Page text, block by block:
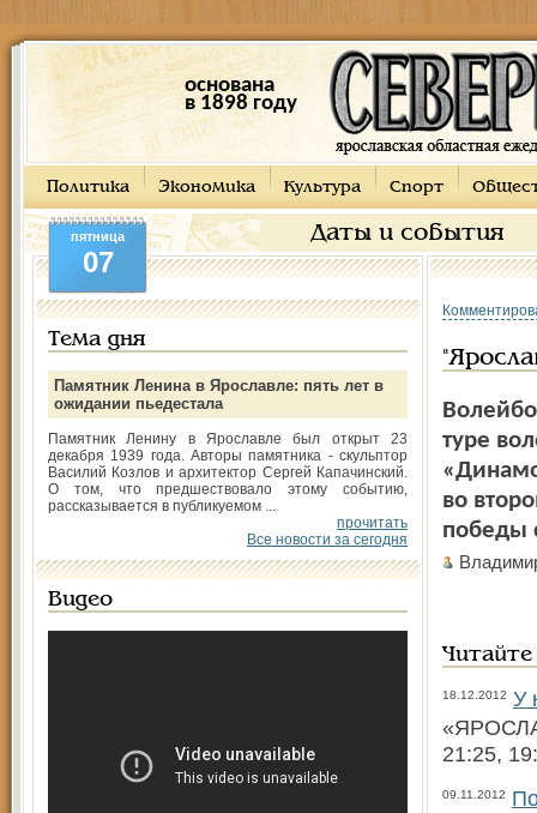
основана
в 1898 году
Политика Экономика Культура Спорт
Даты и события
пятница
07
Тема дня
Памятник Ленина в Ярославле: пять лет в
ожидании пьедестала
Памятник Ленину в Ярославле был открыт 23
декабря 1939 года. Авторы памятника - скульптор
Василий Козлов и архитектор Сергей Капачинский.
О том, что предшествовало этому событию,
рассказывается в публикуемом ...
прочитать
Все новости за сегодня
Видео
туре
во
победы
18.12.2012 У
21:25,
09.11.2012